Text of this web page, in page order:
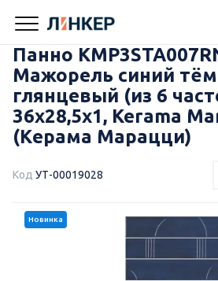
Панно
Мажорель синий
глянцевый (из 6
36x28,5x1, Kerama
(Керама Марацци)
Код УТ-00019028
Новинка